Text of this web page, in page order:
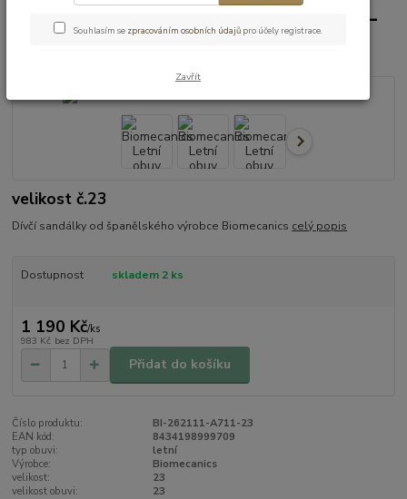
Biomecanics Letní obuv 262111-
A711 - vel.23
velikost č.23
Dívčí sandálky od španělského výrobce Biomecanics celý popis
Dostupnost skladem 2 ks
1 190 Kč/ks
983 Kč bez DPH
Přidat do košíku
Číslo produktu:
BI-262111-A711-23
EAN kód:
8434198999709
typ obuvi:
letní
Výrobce:
Biomecanics
velikost:
23
velikost obuvi:
23
Souhlasím se zpracováním osobních údajů pro účely registrace.
Zavřít